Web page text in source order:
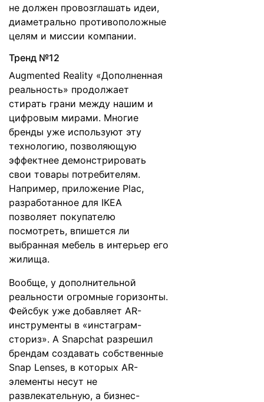
не должен провозглашать идеи,
диаметрально противоположные
целям и миссии компании.
Тренд №12
Augmented Reality «Дополненная
реальность» продолжает
стирать грани между нашим и
цифровым мирами. Многие
бренды уже используют эту
технологию, позволяющую
эффектнее демонстрировать
свои товары потребителям.
Например, приложение Plac,
разработанное для IKEA
позволяет покупателю
посмотреть, впишется ли
выбранная мебель в интерьер его
жилища.
Вообще, у дополнительной
реальности огромные горизонты.
Фейсбук уже добавляет AR-
инструменты в «инстаграм-
сториз». А Snapchat разрешил
брендам создавать собственные
Snap Lenses, в которых AR-
элементы несут не
развлекательную, а бизнес-